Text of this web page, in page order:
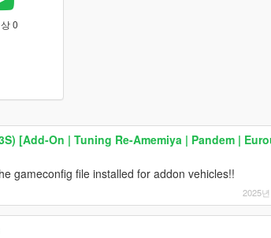
0
[Add-On | Tuning Re-Amemiya | Pandem |
gameconfig file installed for addon vehicles!!
2025